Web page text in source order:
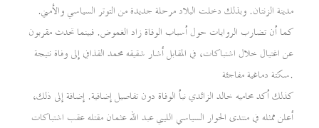
مدينة الزنتان. وبذلك دخلت البلاد مرحلة جديدة من التوتر السياسي والأمني.
كما أن تضارب الروايات حول أسباب الوفاة زاد الغموض. فبينما تحدث مقربون
عن اغتيال خلال اشتباكات، في المقابل أشار شقيقه محمد القذافي إلى وفاة نتيجة
سكتة دماغية مفاجئة.
كذلك أكد محاميه خالد الزائدي نبأ الوفاة دون تفاصيل إضافية. إضافة إلى ذلك،
أعلن ممثله في منتدى الحوار السياسي الليبي عبد الله عثمان مقتله عقب اشتباكات